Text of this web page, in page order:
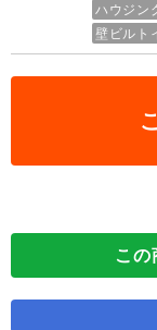
ハウジン
壁ビルト
この